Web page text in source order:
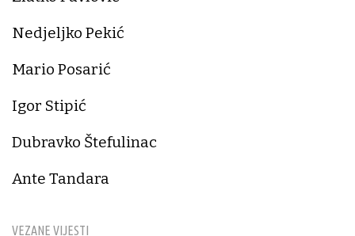
VEZANE VIJESTI
Nedjeljko Pekić
Mario Posarić
Igor Stipić
Dubravko Štefulinac
Ante Tandara